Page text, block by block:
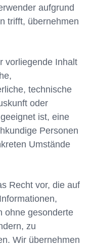
aufgrund
trifft, übernehmen
vorliegende Inhalt
technische
oder
ist, eine
Personen
Umstände
Recht vor, die auf
ohne gesonderte
zu
Wir übernehmen